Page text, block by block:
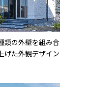
類の外壁を組み合
げた外観デザイン